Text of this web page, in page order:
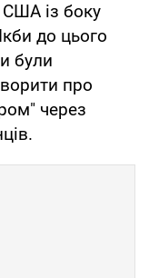
із боку
до цього
були
про
через